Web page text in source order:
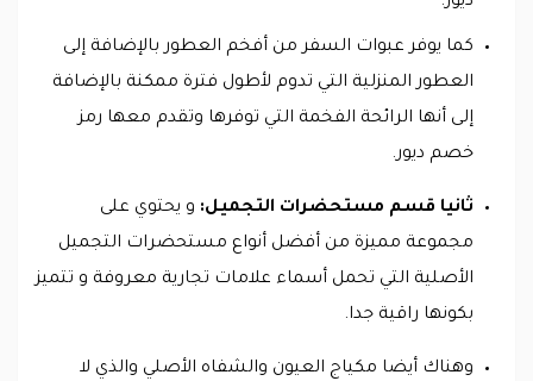
كما يوفر عبوات السفر من أفخم العطور بالإضافة إلى
العطور المنزلية التي تدوم لأطول فترة ممكنة بالإضافة
إلى أنها الرائحة الفخمة التي توفرها وتقدم معها رمز
خصم ديور.
ثانيا قسم مستحضرات التجميل: و يحتوي على
مجموعة مميزة من أفضل أنواع مستحضرات التجميل
الأصلية التي تحمل أسماء علامات تجارية معروفة و تتميز
بكونها راقية جدا.
وهناك أيضا مكياج العيون والشفاه الأصلي والذي لا